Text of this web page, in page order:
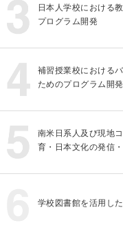
日本人学校における
プログラム開発
補習授業校における
ためのプログラム開発
南米日系人及び現地
育・日本文化の発信
学校図書館を活用し